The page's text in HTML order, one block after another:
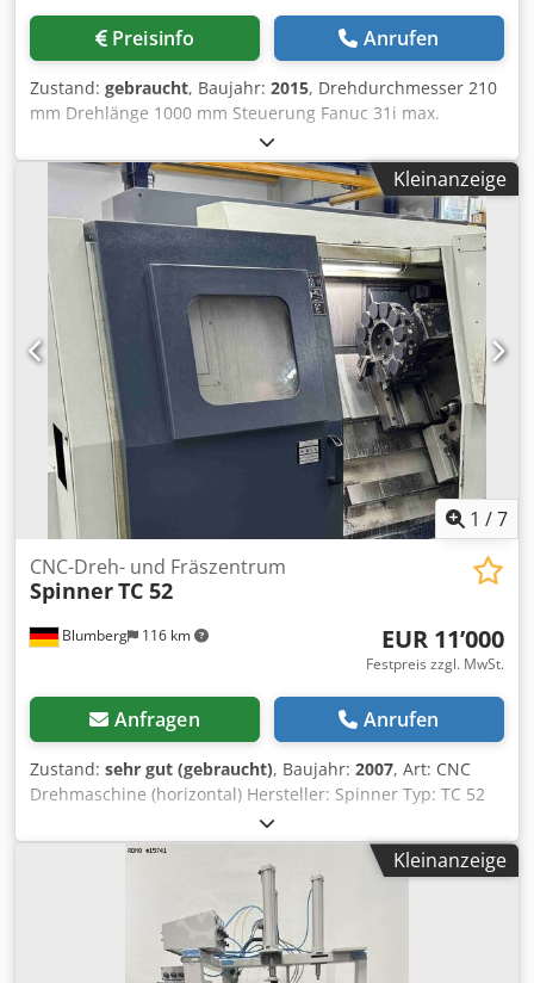
Preisinfo Anrufen
Zustand: gebraucht, Baujahr: 2015, Drehdurchmesser 210
mm Drehlänge 1000 mm Steuerung Fanuc 31i max.
Drehzahl 5.000 min/-1 Antriebsleistung - Hauptspindel 15
kW Max. Drehmoment 476 Nm Stangendurchlass 65 mm x-
Achse 250 mm z-Achse 1050 mm x2-Achse 150 mm z2-
Achse 1030 mm Spindelstunden ca. 700 h Zubehör:
Lünette, Späneförderer Die Maschine befindet sich
unserer Einschätzung nach in einem sehr guten
gebrauchten Zustand und kann nach Terminvereinbarung
unter Strom besichtigt werden. Zubehör, abgebildete
Werkzeuge und Spannmittel gehören nur zum
Lieferumfang wenn dies in den Zusatzinformationen
vermerkt ist. Aenderungen und Irrtuemer in den
technischen Daten und Angaben sowie Zwischenverkauf
vorbehalten! Dcsdpfoxq R Evex Apvek
Kleinanzeige
1 /7
Blumberg 116 km
CNC-Dreh- und Fräszentrum
SpinnerTC 52
EUR 11’000
Festpreis zzgl. MwSt.
Anfragen Anrufen
Zustand: sehr gut (gebraucht), Baujahr: 2007, Art: CNC
Drehmaschine (horizontal) Hersteller: Spinner Typ: TC 52
Baujahr: 2007 Dcodpfx Asyki Hmopvsk SN: 123445
Steuerung: Fanuc Drei-Achsen-Maschine: XZ C (C-Achse
reine Positionier-Achse: Keine angetriebene Werkzeuge)
Stangendurchmesser 42 mm Dreibackenfutter : 165 mm
Betriebs-/Spindelstunden: ca. 32.500 h / 6.400 h
(abgelesen 2025/11) Zubehör: Späneförderer, IKZ (coolant
center), Backenfutter,, Dokumentation Zustand: Gut
Kleinanzeige